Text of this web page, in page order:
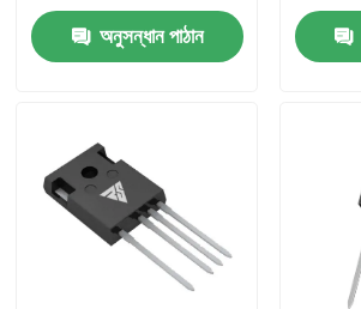
বাড়ি
আমাদের সম্পর্কে
অনুসন্ধান পাঠান